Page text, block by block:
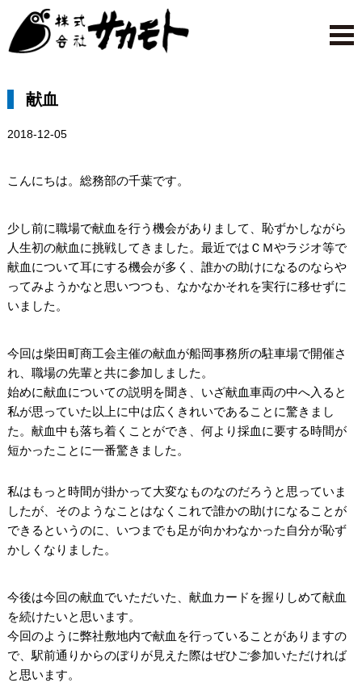
献血
2018-12-05
こんにちは。総務部の千葉です。
少し前に職場で献血を行う機会がありまして、恥ずかしながら
人生初の献血に挑戦してきました。最近ではＣＭやラジオ等で
献血について耳にする機会が多く、誰かの助けになるのならや
ってみようかなと思いつつも、なかなかそれを実行に移せずに
いました。
今回は柴田町商工会主催の献血が船岡事務所の駐車場で開催さ
れ、職場の先輩と共に参加しました。
始めに献血についての説明を聞き、いざ献血車両の中へ入ると
私が思っていた以上に中は広くきれいであることに驚きまし
た。献血中も落ち着くことができ、何より採血に要する時間が
短かったことに一番驚きました。
私はもっと時間が掛かって大変なものなのだろうと思っていま
したが、そのようなことはなくこれで誰かの助けになることが
できるというのに、いつまでも足が向かわなかった自分が恥ず
かしくなりました。
今後は今回の献血でいただいた、献血カードを握りしめて献血
を続けたいと思います。
今回のように弊社敷地内で献血を行っていることがありますの
で、駅前通りからのぼりが見えた際はぜひご参加いただければ
と思います。